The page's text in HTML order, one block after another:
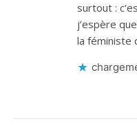
surtout :
j’espère
la féministe